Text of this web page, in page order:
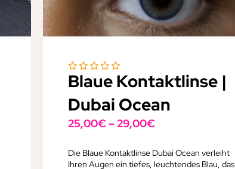
Blaue Kontaktlinse |
Dubai Ocean
25,00€–29,00€
Die Blaue Kontaktlinse Dubai Ocean verleiht
Ihren Augen ein tiefes, leuchtendes Blau, das